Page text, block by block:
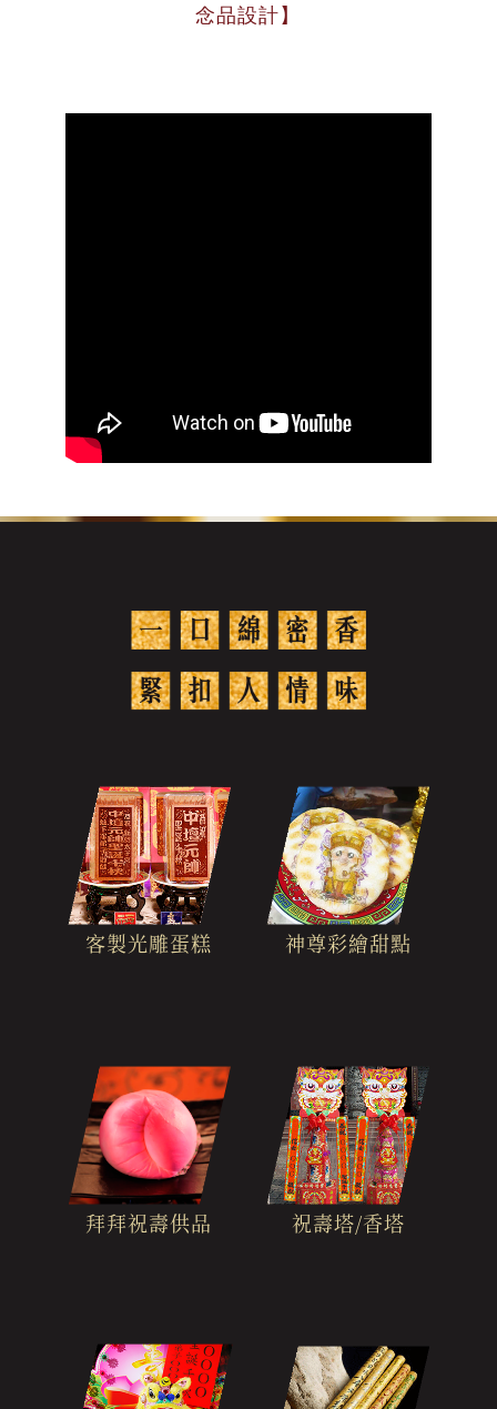
念品設計】
客製光雕蛋糕 神尊彩繪甜點
拜拜祝壽供品 祝壽塔/香塔